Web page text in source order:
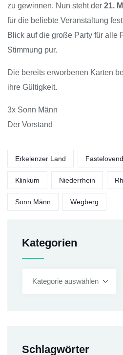
zu gewinnen. Nun steht der 21.
für die beliebte Veranstaltung
Blick auf die große Party für alle
Stimmung pur.
Die bereits erworbenen Karten
ihre Gültigkeit.
3x Sonn Männ
Der Vorstand
Erkelenzer Land Fastelovend
Klinkum Niederrhein
Sonn Männ Wegberg
Kategorien
Schlagwörter